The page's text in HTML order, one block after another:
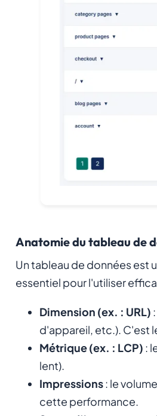
Anatomie du tableau de
Un tableau de données est
essentiel pour l'utiliser
Dimension (ex. : URL)
d'appareil, etc.). C'est
Métrique (ex. : LCP) :
lent).
Impressions: le
cette performance.